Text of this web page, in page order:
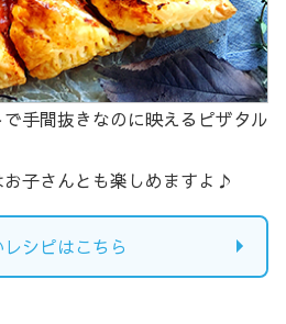
手間抜きなのに映えるピザタル
子さんとも楽しめますよ♪
シピはこちら